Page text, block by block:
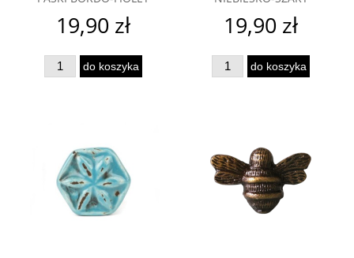
19,90 zł
do koszyka
19,90 zł
do koszyka